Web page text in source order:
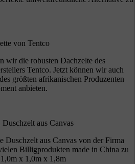
von Tentco
wir die robusten Dachzelte des
Tentco. Jetzt können wir auch
größten afrikanischen Produzenten
anbieten.
aus Canvas
Duschzelt aus Canvas von der Firma
Billigprodukten made in China zu
x 1,0m x 1,8m